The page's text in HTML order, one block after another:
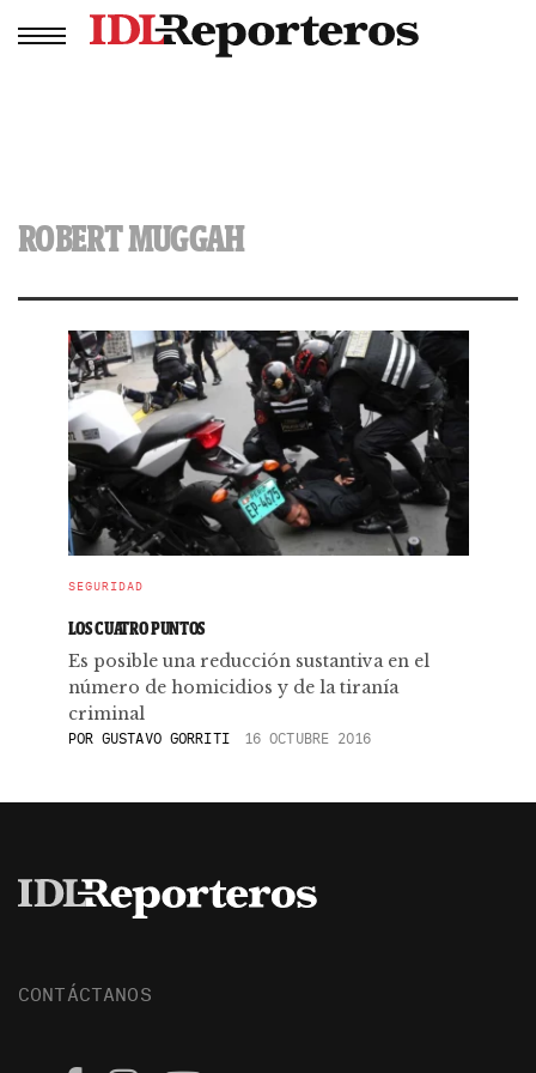
ROBERT MUGGAH
SEGURIDAD
LOS CUATRO PUNTOS
Es posible una reducción sustantiva en el
número de homicidios y de la tiranía
criminal
POR GUSTAVO GORRITI 16 OCTUBRE 2016
CONTÁCTANOS